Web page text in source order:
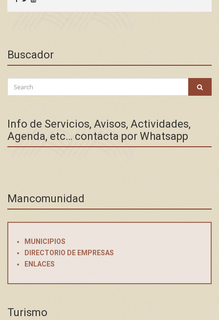
Buscador
Search
for:
Info de Servicios, Avisos, Actividades,
Agenda, etc… contacta por Whatsapp
Mancomunidad
MUNICIPIOS
DIRECTORIO DE EMPRESAS
ENLACES
Turismo